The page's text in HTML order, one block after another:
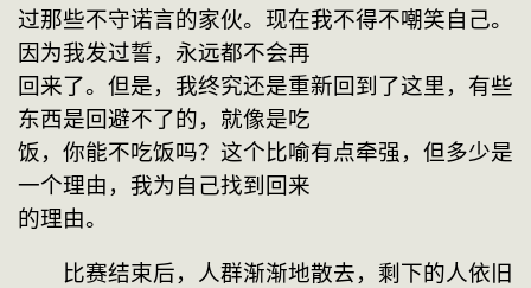
过那些不守诺言的家伙。现在我不得不嘲笑自己。
因为我发过誓，永远都不会再
回来了。但是，我终究还是重新回到了这里，有些
东西是回避不了的，就像是吃
饭，你能不吃饭吗？这个比喻有点牵强，但多少是
一个理由，我为自己找到回来
的理由。
比赛结束后，人群渐渐地散去，剩下的人依旧